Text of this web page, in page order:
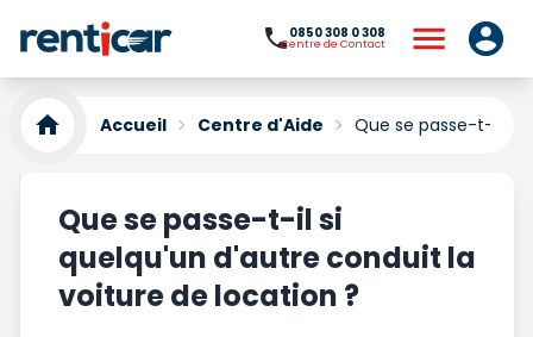
0850 308 0 308
Centre de Contact
Accueil Centre d'Aide Que se passe-t-il si
Que se passe-t-il si
quelqu'un d'autre conduit la
voiture de location ?